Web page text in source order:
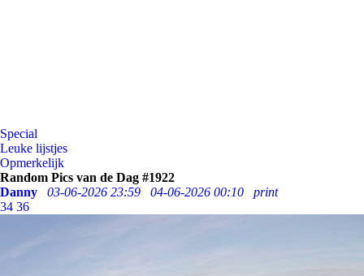
Special
Leuke lijstjes
Opmerkelijk
Random Pics van de Dag #1922
Danny
03-06-2026 23:59 04-06-2026 00:10
print
34 36